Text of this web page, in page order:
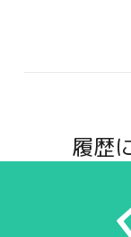
履歴